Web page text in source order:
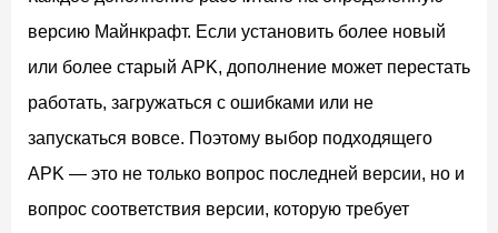
версию Майнкрафт. Если установить более новый
или более старый APK, дополнение может перестать
работать, загружаться с ошибками или не
запускаться вовсе. Поэтому выбор подходящего
APK — это не только вопрос последней версии, но и
вопрос соответствия версии, которую требует